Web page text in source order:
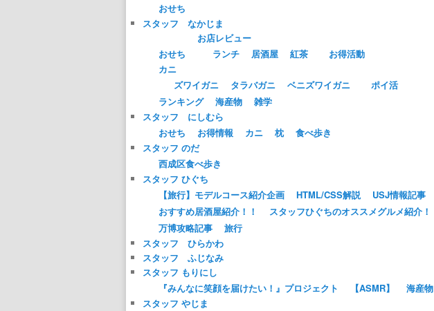
おせち
スタッフ なかじま
おせち
お店レビュー
ランチ
居酒屋 紅茶
お得活動
カニ
ズワイガニ
タラバガニ ベニズワイガニ
ポイ活
ランキング
海産物
雑学
スタッフ にしむら
おせち
お得情報 カニ 枕
食べ歩き
スタッフ のだ
西成区食べ歩き
スタッフ ひぐち
【旅行】モデルコース紹介企画
HTML/CSS解説
USJ情報記事
おすすめ居酒屋紹介！！
スタッフひぐちのオススメグルメ紹介！
万博攻略記事
旅行
スタッフ ひらかわ
スタッフ ふじなみ
スタッフ もりにし
『みんなに笑顔を届けたい！』プロジェクト
【ASMR】
海産物
スタッフ やじま